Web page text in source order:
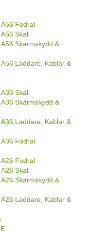
Fodral
Skal
Skärmskydd &
Laddare, Kablar &
Skal
Skärmskydd &
Laddare, Kablar &
Fodral
Fodral
Skal
Skärmskydd &
Laddare, Kablar &